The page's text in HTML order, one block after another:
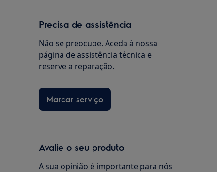
Precisa de assistência
Não se preocupe. Aceda à nossa
página de assistência técnica e
reserve a reparação.
Marcar serviço
Avalie o seu produto
A sua opinião é importante para nós